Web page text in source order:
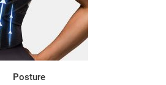
Posture